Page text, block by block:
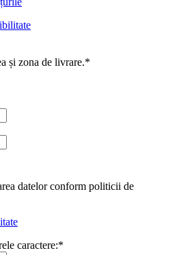
și zona de livrare.*
datelor conform politicii de
caractere:*